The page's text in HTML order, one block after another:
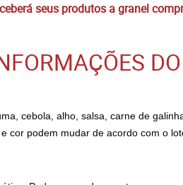
seus produtos a granel
cebola, alho, salsa, carne de
cor podem mudar de acordo com o